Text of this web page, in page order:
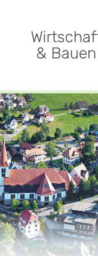
& Bauen